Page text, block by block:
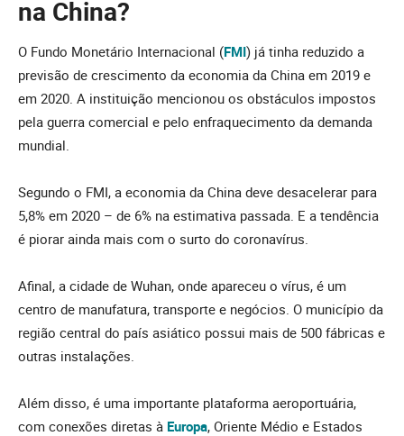
na China?
O Fundo Monetário Internacional (FMI) já tinha reduzido a
previsão de crescimento da economia da China em 2019 e
em 2020. A instituição mencionou os obstáculos impostos
pela guerra comercial e pelo enfraquecimento da demanda
mundial.
Segundo o FMI, a economia da China deve desacelerar para
5,8% em 2020 – de 6% na estimativa passada. E a tendência
é piorar ainda mais com o surto do coronavírus.
Afinal, a cidade de Wuhan, onde apareceu o vírus, é um
centro de manufatura, transporte e negócios. O município da
região central do país asiático possui mais de 500 fábricas e
outras instalações.
Além disso, é uma importante plataforma aeroportuária,
com conexões diretas à Europa, Oriente Médio e Estados